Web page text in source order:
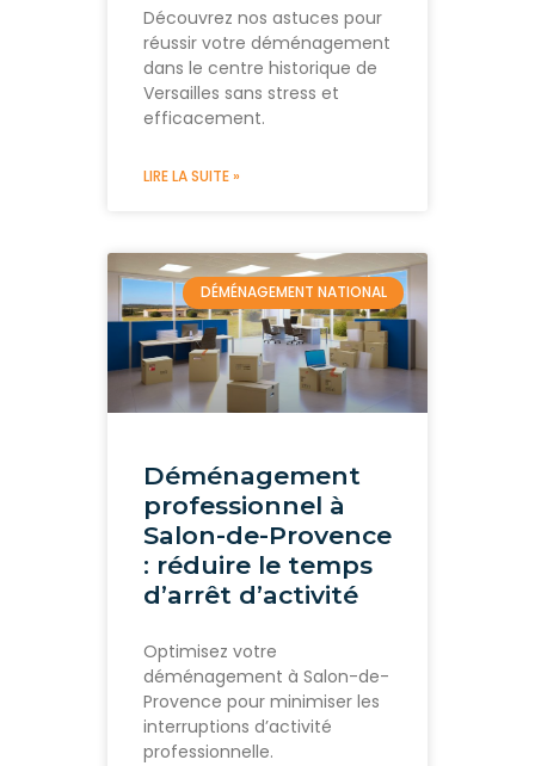
Découvrez nos astuces pour
réussir votre déménagement
dans le centre historique de
Versailles sans stress et
efficacement.
LIRE LA SUITE »
DÉMÉNAGEMENT NATIONAL
Déménagement
professionnel à
Salon-de-Provence
: réduire le temps
d’arrêt d’activité
Optimisez votre
déménagement à Salon-de-
Provence pour minimiser les
interruptions d’activité
professionnelle.